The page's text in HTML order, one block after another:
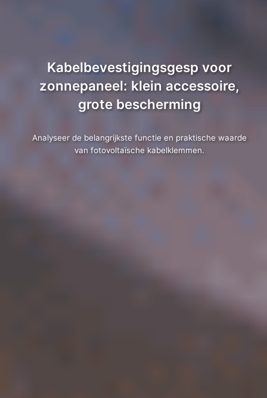
Kabelbevestigingsgesp voor
zonnepaneel: klein accessoire,
grote bescherming
Analyseer de belangrijkste functie en praktische waarde
van fotovoltaïsche kabelklemmen.